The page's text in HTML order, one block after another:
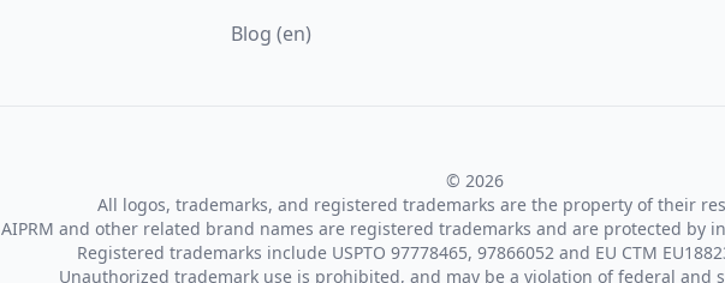
Blog (en)
© 2026
All logos, trademarks, and registered trademarks are the property of their
AIPRM and other related brand names are registered trademarks and are protected by
Registered trademarks include USPTO 97778465, 97866052 and EU CTM
Unauthorized trademark use is prohibited, and may be a violation of federal and